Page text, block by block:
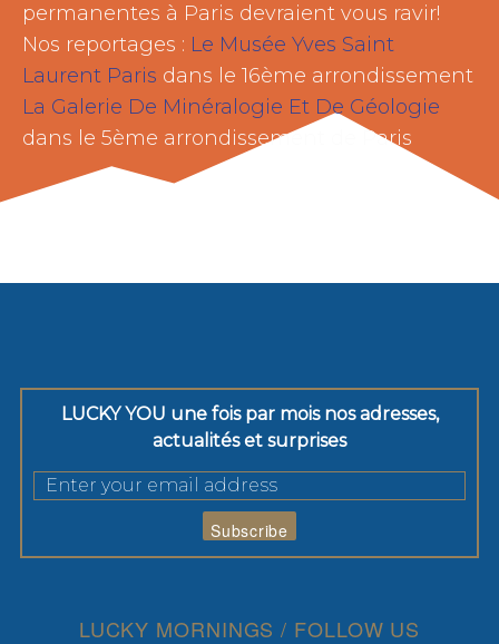
permanentes à Paris devraient vous ravir!
Nos reportages : Le Musée Yves Saint
Laurent Paris dans le 16ème arrondissement
La Galerie De Minéralogie Et De Géologie
dans le 5ème arrondissement de Paris
LUCKY YOU une fois par mois nos adresses,
actualités et surprises
LUCKY MORNINGS / FOLLOW US